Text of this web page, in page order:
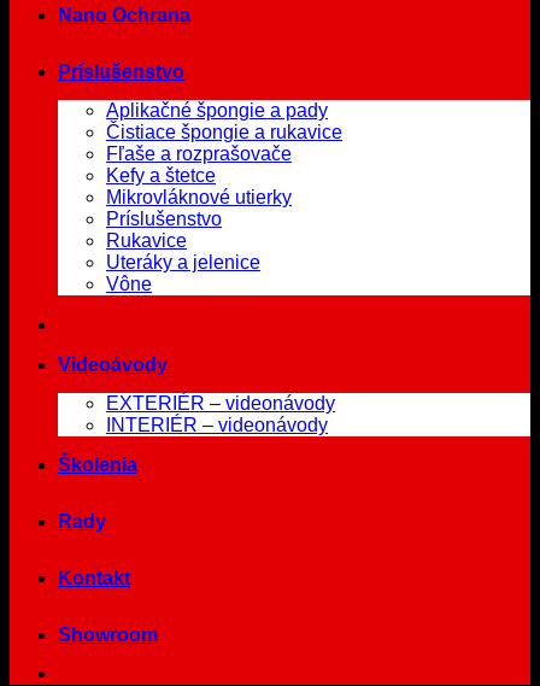
Nano Ochrana
Príslušenstvo
Aplikačné špongie a pady
Čistiace špongie a rukavice
Fľaše a rozprašovače
Kefy a štetce
Mikrovláknové utierky
Príslušenstvo
Rukavice
Uteráky a jelenice
Vône
Videoávody
EXTERIÉR – videonávody
INTERIÉR – videonávody
Školenia
Rady
Kontakt
Showroom